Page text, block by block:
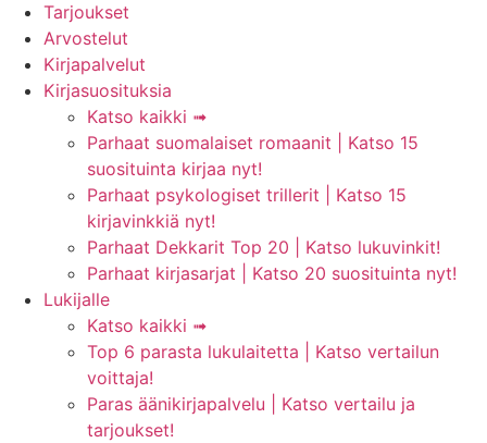
Tarjoukset
Arvostelut
Kirjapalvelut
Kirjasuosituksia
Katso kaikki ➟
Parhaat suomalaiset romaanit | Katso 15
suosituinta kirjaa nyt!
Parhaat psykologiset trillerit | Katso 15
kirjavinkkiä nyt!
Parhaat Dekkarit Top 20 | Katso lukuvinkit!
Parhaat kirjasarjat | Katso 20 suosituinta nyt!
Lukijalle
Katso kaikki ➟
Top 6 parasta lukulaitetta | Katso vertailun
voittaja!
Paras äänikirjapalvelu | Katso vertailu ja
tarjoukset!